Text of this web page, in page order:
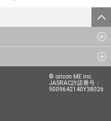
© oricon ME inc.
JASRAC許諾番号：
9009642140Y38026